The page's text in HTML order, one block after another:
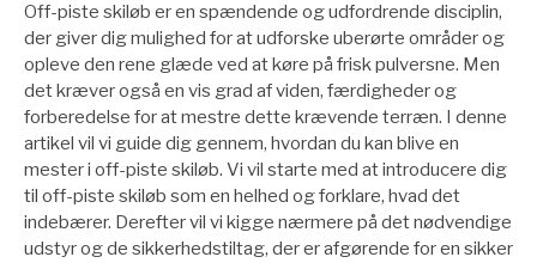
Off-piste skiløb er en spændende og udfordrende disciplin,
der giver dig mulighed for at udforske uberørte områder og
opleve den rene glæde ved at køre på frisk pulversne. Men
det kræver også en vis grad af viden, færdigheder og
forberedelse for at mestre dette krævende terræn. I denne
artikel vil vi guide dig gennem, hvordan du kan blive en
mester i off-piste skiløb. Vi vil starte med at introducere dig
til off-piste skiløb som en helhed og forklare, hvad det
indebærer. Derefter vil vi kigge nærmere på det nødvendige
udstyr og de sikkerhedstiltag, der er afgørende for en sikker